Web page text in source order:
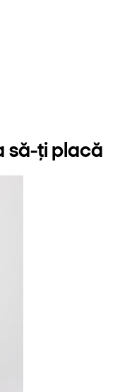
să-ți placă